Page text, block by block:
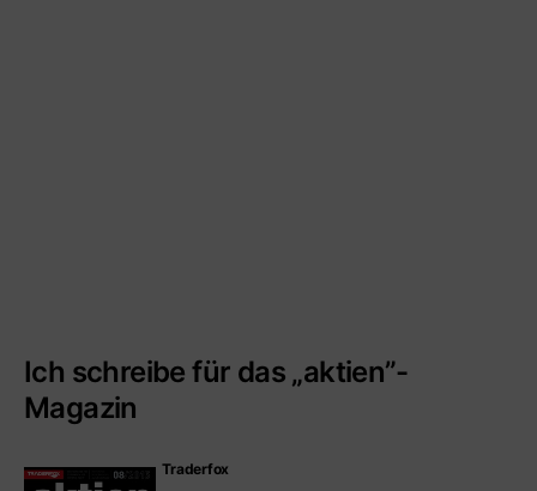
Ich schreibe für das „aktien”-
Magazin
Traderfox